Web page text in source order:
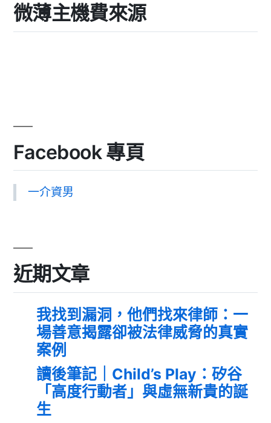
微薄主機費來源
Facebook 專頁
一介資男
近期文章
我找到漏洞，他們找來律師：一
場善意揭露卻被法律威脅的真實
案例
讀後筆記｜Child’s Play：矽谷
「高度行動者」與虛無新貴的誕
生